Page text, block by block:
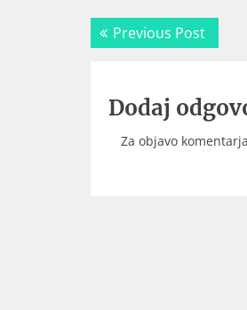
Navigacija
prispevka
Previous Post
post:
Dodaj
Za objavo